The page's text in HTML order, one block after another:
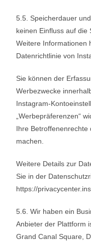
5.5. Speicherdauer
keinen Einfluss auf die
Weitere Informationen
Datenrichtlinie von
Sie können der
Werbezwecke
Instagram-
„Werbepräferenzen“
Ihre Betroffenenrechte
machen.
Weitere Details zur
Sie in der
https://
5.6. Wir haben ein
Anbieter der Plattform
Grand Canal Square,